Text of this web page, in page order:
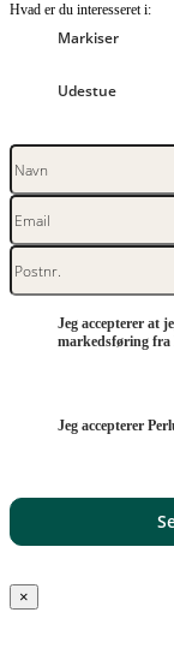
Hvad er du interesseret i:
Markiser
Udestue
Jeg accepterer at
markedsføring fra
Jeg accepterer
×